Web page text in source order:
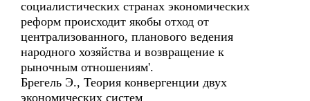
социалистических странах экономических
реформ происходит якобы отход от
централизованного, планового ведения
народного хозяйства и возвращение к
рыночным отношениям'.
Брегель Э., Теория конвергенции двух
экономических систем